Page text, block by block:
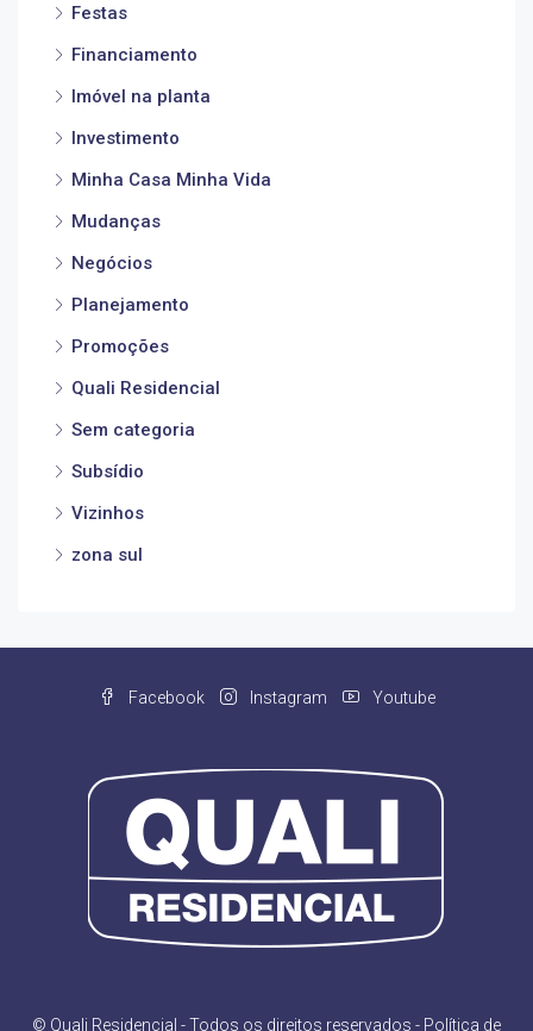
Festas
Financiamento
Imóvel na planta
Investimento
Minha Casa Minha Vida
Mudanças
Negócios
Planejamento
Promoções
Quali Residencial
Sem categoria
Subsídio
Vizinhos
zona sul
Facebook Instagram Youtube
© Quali Residencial - Todos os direitos reservados - Política de